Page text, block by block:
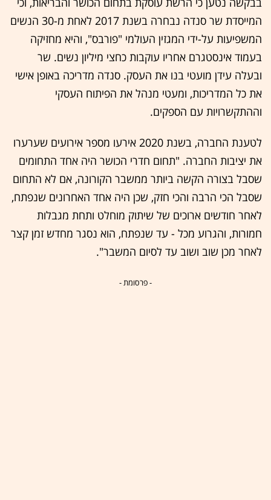
המייסדת שר סנדה נבחרה בשנת 2017 לאחת מ-30 הנשים
המשפיעות על-ידי המגזין העולמי "פורבס", והיא מחזיקה
בעמוד אינסטגרם אחריו עוקבות כחצי מיליון נשים. שר
ובעלה עידן מועטי בנו את העסק. סנדה מדריכה באופן אישי
את כל המדריכות, ומעטי מנהל את הפיתוח העסקי
וההתקשרויות עם הספקים.
לטענת החברה, בשנת 2020 אירעו מספר אירועים שערערו
את יציבות החברה. "תחום חדרי הכושר היה אחד התחומים
שסבל בצורה הקשה ביותר ממשבר הקורונה, אם לא התחום
שסבל הכי הרבה והכי חזק, שכן היה אחד האחרונים שנפתח,
לאחר חודשים ארוכים של שיתוק מוחלט ותחת מגבלות
חמורות, והגרוע מכל - עד שנפתח, הוא נסגר מחדש זמן קצר
לאחר מכן שוב ושוב עד לסיום המשבר".
- פרסומת -